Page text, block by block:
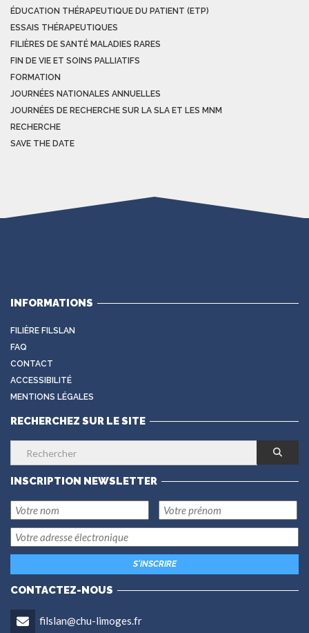
ÉDUCATION THÉRAPEUTIQUE DU PATIENT (ETP)
ESSAIS THÉRAPEUTIQUES
FILIÈRES DE SANTÉ MALADIES RARES
FIN DE VIE ET SOINS PALLIATIFS
FORMATION
JOURNÉES NATIONALES ANNUELLES
JOURNÉES DE RECHERCHE SUR LA SLA ET LES MNM
RECHERCHE
SAVE THE DATE
INFORMATIONS
FILIÈRE FILSLAN
FAQ
CONTACT
ACCESSIBILITÉ
MENTIONS LÉGALES
RECHERCHEZ SUR LE SITE
INSCRIPTION NEWSLETTER
CONTACTEZ-NOUS
filslan@chu-limoges.fr